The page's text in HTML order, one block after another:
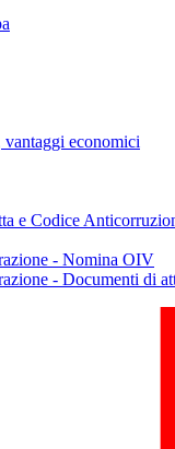
economici
e Codice
- Nomina OIV
- Documenti di